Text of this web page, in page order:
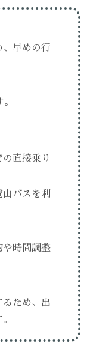
、早めの行
直接乗り
バスを利
や時間調整
るため、出